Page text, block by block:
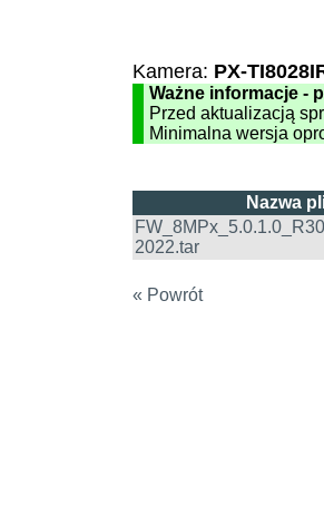
Kamera: PX-
Ważne informacje -
Przed aktualizacją
Minimalna wersja
Nazwa
2022.tar
« Powrót